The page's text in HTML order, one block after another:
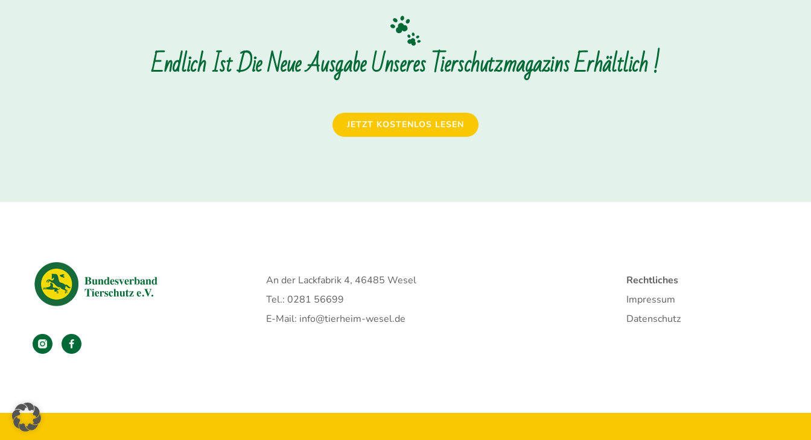
Endlich Ist Die Neue Ausgabe Unseres Tierschutzmagazins Erhältlich !
JETZT KOSTENLOS LESEN
An der Lackfabrik 4, 46485 Wesel
Tel.: 0281 56699
E-Mail: info@tierheim-wesel.de
Rechtliches
Impressum
Datenschutz